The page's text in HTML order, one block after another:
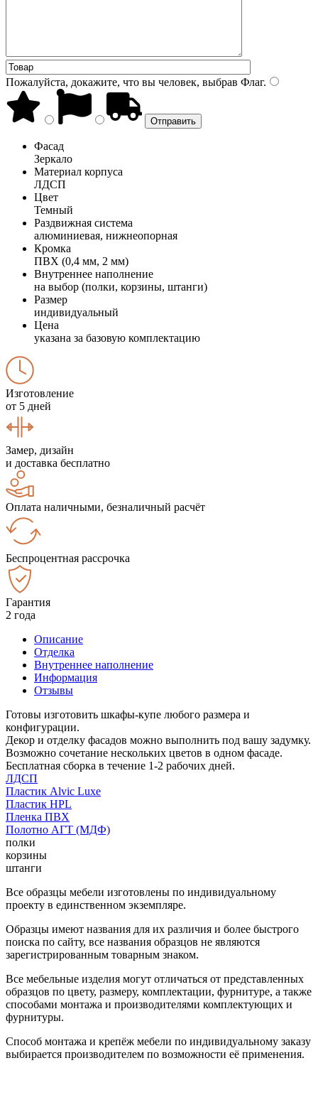
Пожалуйста, докажите, что вы человек, выбрав Флаг.
Фасад
Зеркало
Материал корпуса
ЛДСП
Цвет
Темный
Раздвижная система
алюминиевая, нижнеопорная
Кромка
ПВХ (0,4 мм, 2 мм)
Внутреннее наполнение
на выбор (полки, корзины, штанги)
Размер
индивидуальный
Цена
указана за базовую комплектацию
Изготовление
от 5 дней
Замер, дизайн
и доставка бесплатно
Оплата наличными, безналичный расчёт
Беспроцентная рассрочка
Гарантия
2 года
Описание
Отделка
Внутреннее наполнение
Информация
Отзывы
Готовы изготовить шкафы-купе любого размера и
конфигурации.
Декор и отделку фасадов можно выполнить под вашу задумку.
Возможно сочетание нескольких цветов в одном фасаде.
Бесплатная сборка в течение 1-2 рабочих дней.
ЛДСП
Пластик Alvic Luxe
Пластик HPL
Пленка ПВХ
Полотно АГТ (МДФ)
полки
корзины
штанги
Все образцы мебели изготовлены по индивидуальному
проекту в единственном экземпляре.
Образцы имеют названия для их различия и более быстрого
поиска по сайту, все названия образцов не являются
зарегистрированным товарным знаком.
Все мебельные изделия могут отличаться от представленных
образцов по цвету, размеру, комплектации, фурнитуре, а также
способами монтажа и производителями комплектующих и
фурнитуры.
Способ монтажа и крепёж мебели по индивидуальному заказу
выбирается производителем по возможности её применения.